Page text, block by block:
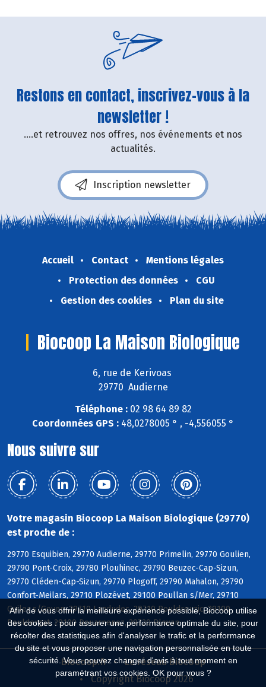
Afin de vous offrir la meilleure expérience possible, Biocoop utilise
des cookies : pour assurer une performance optimale du site, pour
récolter des statistiques afin d'analyser le trafic et la performance
du site et vous proposer une navigation personnalisée en toute
sécurité. Vous pouvez changer d'avis à tout moment en
paramétrant vos cookies. OK pour vous ?
Restons en contact, inscrivez-vous à la
newsletter !
....et retrouvez nos offres, nos événements et nos
actualités.
Inscription newsletter
Accueil Contact
Mentions légales
Protection des données
CGU
Gestion des cookies
Plan du site
Biocoop La Maison Biologique
6, rue de Kerivoas
29770 Audierne
Téléphone :02 98 64 89 82
Coordonnées GPS : 48,0278005 ° , -4,556055 °
Nous suivre sur
Votre magasin Biocoop La Maison Biologique (29770)
est proche de :
29770 Esquibien, 29770 Audierne, 29770 Primelin, 29770 Goulien,
29790 Pont-Croix, 29780 Plouhinec, 29790 Beuzec-Cap-Sizun,
29770 Cléden-Cap-Sizun, 29770 Plogoff, 29790 Mahalon, 29790
Confort-Meilars, 29710 Plozévet, 29100 Poullan s/Mer, 29710
Guiler s/Goyen, 29710 Landudec, 29710 Pouldreuzic, 29100
Pouldergat, 29100 Douarnenez, 29720 Plovan
Biocoop.fr
Le réseau Biocoop
Copyright Biocoop 2026